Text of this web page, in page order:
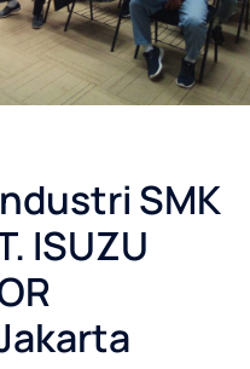
SMK
ISUZU